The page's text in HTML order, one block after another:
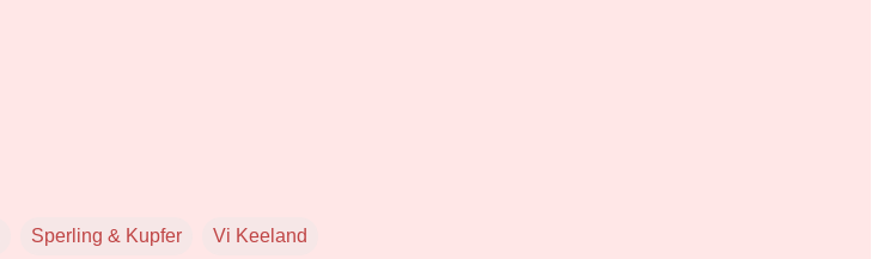
Sperling & Kupfer Vi Keeland